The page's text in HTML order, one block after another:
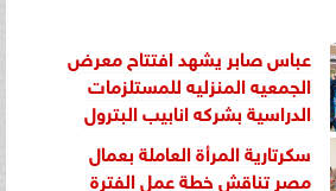
عباس صابر يشهد افتتاح معرض
الجمعيه المنزليه للمستلزمات
الدراسية بشركه انابيب البترول
سكرتارية المرأة العاملة بعمال
مصر تناقش خطة عمل الفترة